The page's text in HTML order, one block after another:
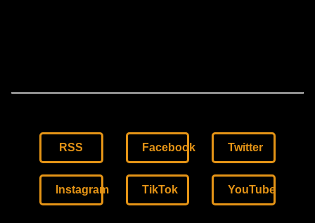
RSS Facebook Twitter
Instagram TikTok YouTube